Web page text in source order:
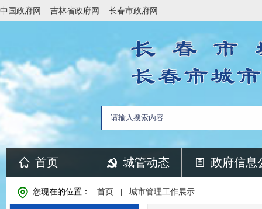
中国政府网 吉林省政府网 长春市政府网
首页 城管动态 政府信息
您现在的位置： 首页 城市管理工作展示